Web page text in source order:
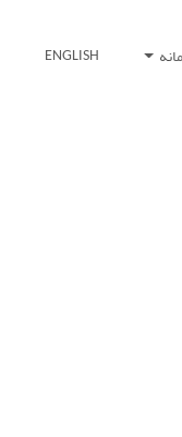
ENGLISH